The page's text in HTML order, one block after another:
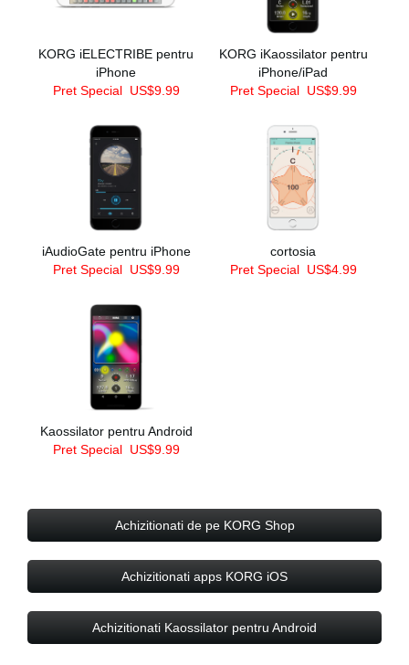
KORG iELECTRIBE pentru
iPhone
Pret Special US$9.99
KORG iKaossilator pentru
iPhone/iPad
Pret Special US$9.99
iAudioGate pentru iPhone
Pret Special US$9.99
cortosia
Pret Special US$4.99
Kaossilator pentru Android
Pret Special US$9.99
Achizitionati de pe KORG Shop
Achizitionati apps KORG iOS
Achizitionati Kaossilator pentru Android